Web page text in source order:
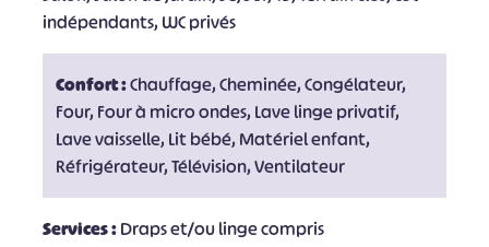
indépendants, WC privés
Confort :Chauffage, Cheminée, Congélateur,
Four, Four à micro ondes, Lave linge privatif,
Lave vaisselle, Lit bébé, Matériel enfant,
Réfrigérateur, Télévision, Ventilateur
Services :Draps et/ou linge compris